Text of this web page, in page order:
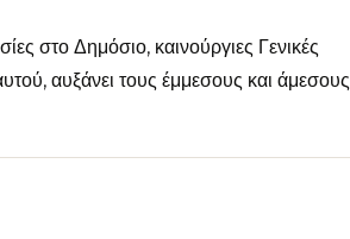
στο Δημόσιο, καινούργιες Γενικές
αυξάνει τους έμμεσους και άμεσους